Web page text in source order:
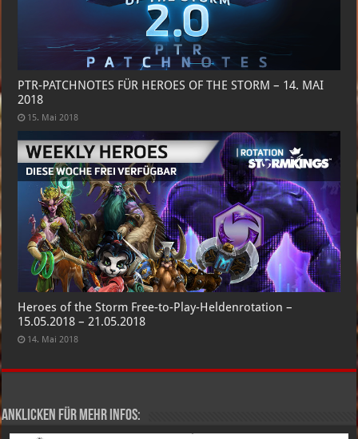
PTR-PATCHNOTES FÜR HEROES OF THE STORM – 14. MAI
2018
15. Mai 2018
Heroes of the Storm Free-to-Play-Heldenrotation –
15.05.2018 – 21.05.2018
14. Mai 2018
Anklicken für mehr Infos: